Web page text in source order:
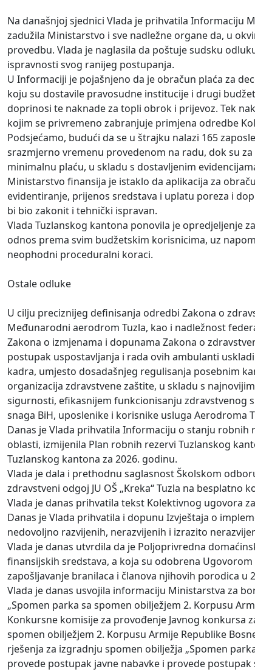
Na današnjoj sjednici Vlada je prihvatila Informaciju
zadužila Ministarstvo i sve nadležne organe da, u
provedbu. Vlada je naglasila da poštuje sudsku
ispravnosti svog ranijeg postupanja.
U Informaciji je pojašnjeno da je obračun plaća za
koju su dostavile pravosudne institucije i drugi
doprinosi te naknade za topli obrok i prijevoz. Tek
kojim se privremeno zabranjuje primjena odredbe
Podsjećamo, budući da se u štrajku nalazi 165
srazmjerno vremenu provedenom na radu, dok su
minimalnu plaću, u skladu s dostavljenim
Ministarstvo finansija je istaklo da aplikacija za
evidentiranje, prijenos sredstava i uplatu poreza i
bi bio zakonit i tehnički ispravan.
Vlada Tuzlanskog kantona ponovila je opredjeljenje
odnos prema svim budžetskim korisnicima, uz
neophodni proceduralni koraci.
Ostale odluke
U cilju preciznijeg definisanja odredbi Zakona o
Međunarodni aerodrom Tuzla, kao i nadležnost
Zakona o izmjenama i dopunama Zakona o
postupak uspostavljanja i rada ovih ambulanti
kadra, umjesto dosadašnjeg regulisanja posebnim
organizacija zdravstvene zaštite, u skladu s
sigurnosti, efikasnijem funkcionisanju zdravstvenog
snaga BiH, uposlenike i korisnike usluga Aerodroma
Danas je Vlada prihvatila Informaciju o stanju
oblasti, izmijenila Plan robnih rezervi Tuzlanskog
Tuzlanskog kantona za 2026. godinu.
Vlada je dala i prethodnu saglasnost Školskom
zdravstveni odgoj JU OŠ „Kreka“ Tuzla na besplatno
Vlada je danas prihvatila tekst Kolektivnog ugovora
Danas je Vlada prihvatila i dopunu Izvještaja o
nedovoljno razvijenih, nerazvijenih i izrazito
Vlada je danas utvrdila da je Poljoprivredna
finansijskih sredstava, a koja su odobrena
zapošljavanje branilaca i članova njihovih porodica u
Vlada je danas usvojila informaciju Ministarstva za
„Spomen parka sa spomen obilježjem 2. Korpusu
Konkursne komisije za provođenje Javnog konkursa
spomen obilježjem 2. Korpusu Armije Republike
rješenja za izgradnju spomen obilježja „Spomen
provede postupak javne nabavke i provede